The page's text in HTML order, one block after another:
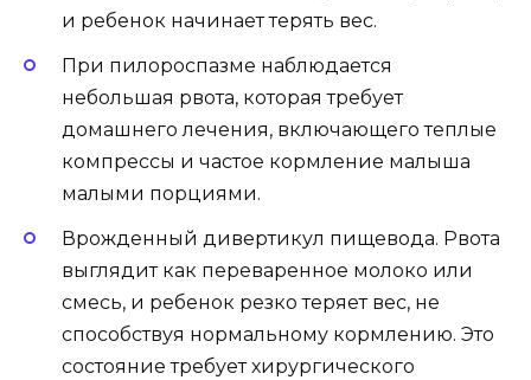
и ребенок начинает терять вес.
При пилороспазме наблюдается
небольшая рвота, которая требует
домашнего лечения, включающего теплые
компрессы и частое кормление малыша
малыми порциями.
Врожденный дивертикул пищевода. Рвота
выглядит как переваренное молоко или
смесь, и ребенок резко теряет вес, не
способствуя нормальному кормлению. Это
состояние требует хирургического